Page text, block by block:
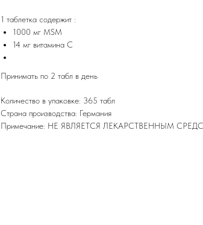
1 таблетка содержит :
1000 мг МSM
14 мг витамина С
Принимать по 2 табл в день
Количество в упаковке: 365 табл
Страна производства: Германия
Примечание: НЕ ЯВЛЯЕТСЯ ЛЕКАРСТВЕННЫМ